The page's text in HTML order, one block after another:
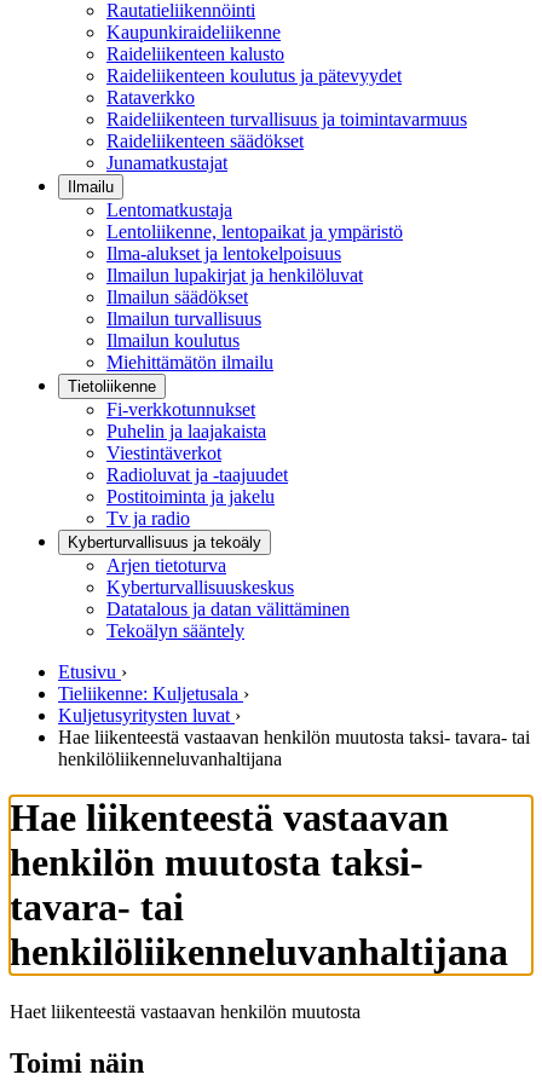
Rautatieliikennöinti
Kaupunkiraideliikenne
Raideliikenteen kalusto
Raideliikenteen koulutus ja pätevyydet
Rataverkko
Raideliikenteen turvallisuus ja toimintavarmuus
Raideliikenteen säädökset
Junamatkustajat
Ilmailu
Lentomatkustaja
Lentoliikenne, lentopaikat ja ympäristö
Ilma-alukset ja lentokelpoisuus
Ilmailun lupakirjat ja henkilöluvat
Ilmailun säädökset
Ilmailun turvallisuus
Ilmailun koulutus
Miehittämätön ilmailu
Tietoliikenne
Fi-verkkotunnukset
Puhelin ja laajakaista
Viestintäverkot
Radioluvat ja -taajuudet
Postitoiminta ja jakelu
Tv ja radio
Kyberturvallisuus ja tekoäly
Arjen tietoturva
Kyberturvallisuuskeskus
Datatalous ja datan välittäminen
Tekoälyn sääntely
Etusivu ›
Tieliikenne: Kuljetusala ›
Kuljetusyritysten luvat ›
Hae liikenteestä vastaavan henkilön muutosta taksi- tavara- tai
henkilöliikenneluvanhaltijana
Hae liikenteestä vastaavan
henkilön muutosta taksi-
tavara- tai
henkilöliikenneluvanhaltijana
Haet liikenteestä vastaavan henkilön muutosta
Toimi näin